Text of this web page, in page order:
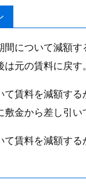
間について減額
元の賃料に戻す。
て賃料を減額す
金から差し引い
て賃料を減額す